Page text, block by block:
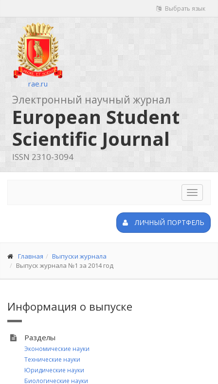
Выбрать язык
rae.ru
Электронный научный журнал
European Student
Scientific Journal
ISSN 2310-3094
Toggle
ЛИЧНЫЙ ПОРТФЕЛЬ
Главная
Выпуски журнала
Выпуск журнала №1 за 2014 год
Информация о выпуске
Разделы
Экономические науки
Технические науки
Юридические науки
Биологические науки